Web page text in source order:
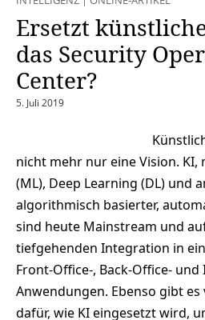
Ersetzt
das Security
Center?
5. Juli 2019
nicht mehr nur eine Vision. KI,
(ML), Deep Learning (DL) und
algorithmisch basierter,
sind heute Mainstream und
tiefgehenden Integration in
Front-Office-, Back-Office- und
Anwendungen. Ebenso gibt es
dafür, wie KI eingesetzt wird,